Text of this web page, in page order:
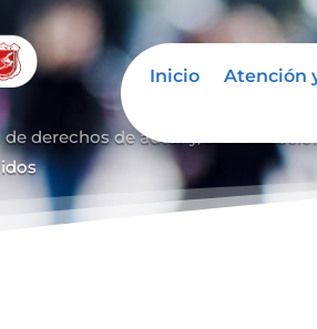
Inicio Atención
derechos de autor y/